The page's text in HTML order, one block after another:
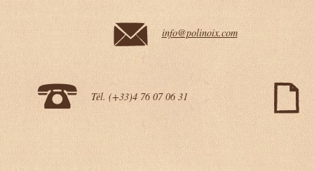
info@polinoix.com
Tél. (+33)4 76 07 06 31